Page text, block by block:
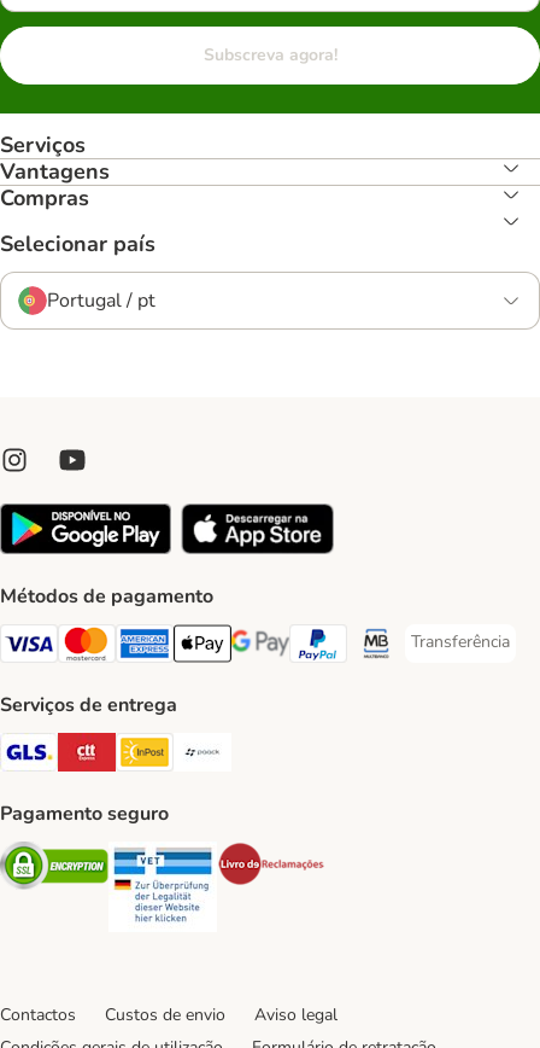
Subscreva agora!
Serviços
Vantagens
Compras
Selecionar país
Portugal / pt
Métodos de pagamento
Visa Payment Method
Mastercard Payment Method
American Express Payment Method
Apple Pay Payment Method
Google Pay Payment Method
PayPal Payment Method
Multibanco Payment
Transferência
Transferência
Serviços de entrega
GLS Shipping Method
CTTExpress Shipping Method
InPost Shipping Method
Pagamento seguro
Security Security
Contactos Custos de envio
Aviso legal